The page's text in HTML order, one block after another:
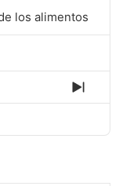
los alimentos
Next